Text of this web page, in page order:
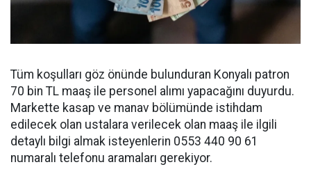
Tüm koşulları göz önünde bulunduran Konyalı patron
70 bin TL maaş ile personel alımı yapacağını duyurdu.
Markette kasap ve manav bölümünde istihdam
edilecek olan ustalara verilecek olan maaş ile ilgili
detaylı bilgi almak isteyenlerin 0553 440 90 61
numaralı telefonu aramaları gerekiyor.